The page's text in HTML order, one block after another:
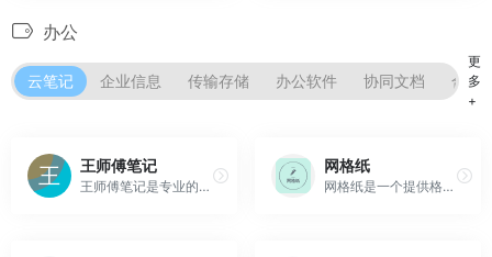
办公
云笔记 企业信息 传输存储 办公软件 协同文档 合同
更
多
+
王师傅笔记
王师傅笔记是专业的历史研究与文化传承平台，致力于构建权威的历史知识体系。我们提供丰富的历史资料库、深度历史事件解析、重要历史人物研究，以及文明发展脉络梳理。通过专业的历史内容与创新的知识服务，帮助用户深入了解人类文明发展历程，传承优秀历史文化，推动历史教育普及与历史研究发展。
网格纸
网格纸是一个提供格子模板下载的网站，方便用户选择合适的模板进行打印, 方格纸, 格子纸, A4纸, 记笔记